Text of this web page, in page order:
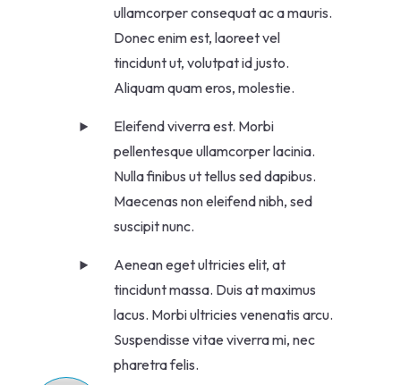
ullamcorper consequat ac a mauris.
Donec enim est, laoreet vel
tincidunt ut, volutpat id justo.
Aliquam quam eros, molestie.
Eleifend viverra est. Morbi
pellentesque ullamcorper lacinia.
Nulla finibus ut tellus sed dapibus.
Maecenas non eleifend nibh, sed
suscipit nunc.
Aenean eget ultricies elit, at
tincidunt massa. Duis at maximus
lacus. Morbi ultricies venenatis arcu.
Suspendisse vitae viverra mi, nec
pharetra felis.